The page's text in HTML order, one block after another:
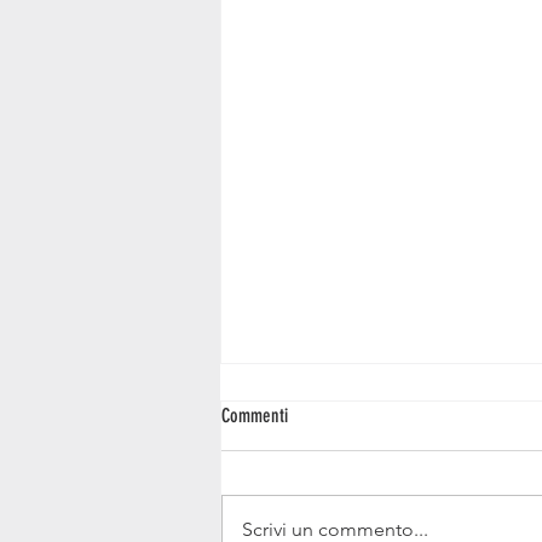
Salice dragone
Commenti
Scrivi un commento...